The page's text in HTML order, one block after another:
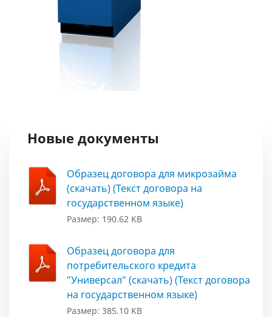
Новые документы
Образец договора для микрозайма
(скачать) (Текст договора на
государственном языке)
Размер: 190.62 KB
Образец договора для
потребительского кредита
"Универсал" (скачать) (Текст договора
на государственном языке)
Размер: 385.10 KB